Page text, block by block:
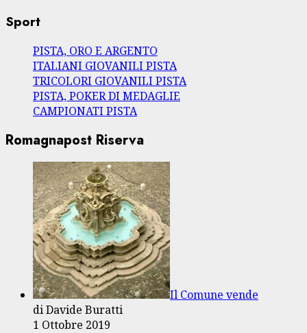
Sport
PISTA, ORO E ARGENTO
ITALIANI GIOVANILI PISTA
TRICOLORI GIOVANILI PISTA
PISTA, POKER DI MEDAGLIE
CAMPIONATI PISTA
Romagnapost Riserva
Il Comune vende
di Davide Buratti
1 Ottobre 2019